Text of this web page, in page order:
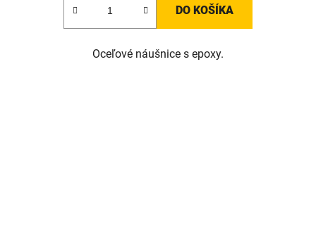
DO KOŠÍKA
Oceľové náušnice s epoxy.